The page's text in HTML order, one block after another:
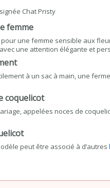
Chat Pristy
femme
une femme sensible aux
une attention élégante et
à un sac à main, une
coquelicot
appelées noces de
peut être associé à d’autres